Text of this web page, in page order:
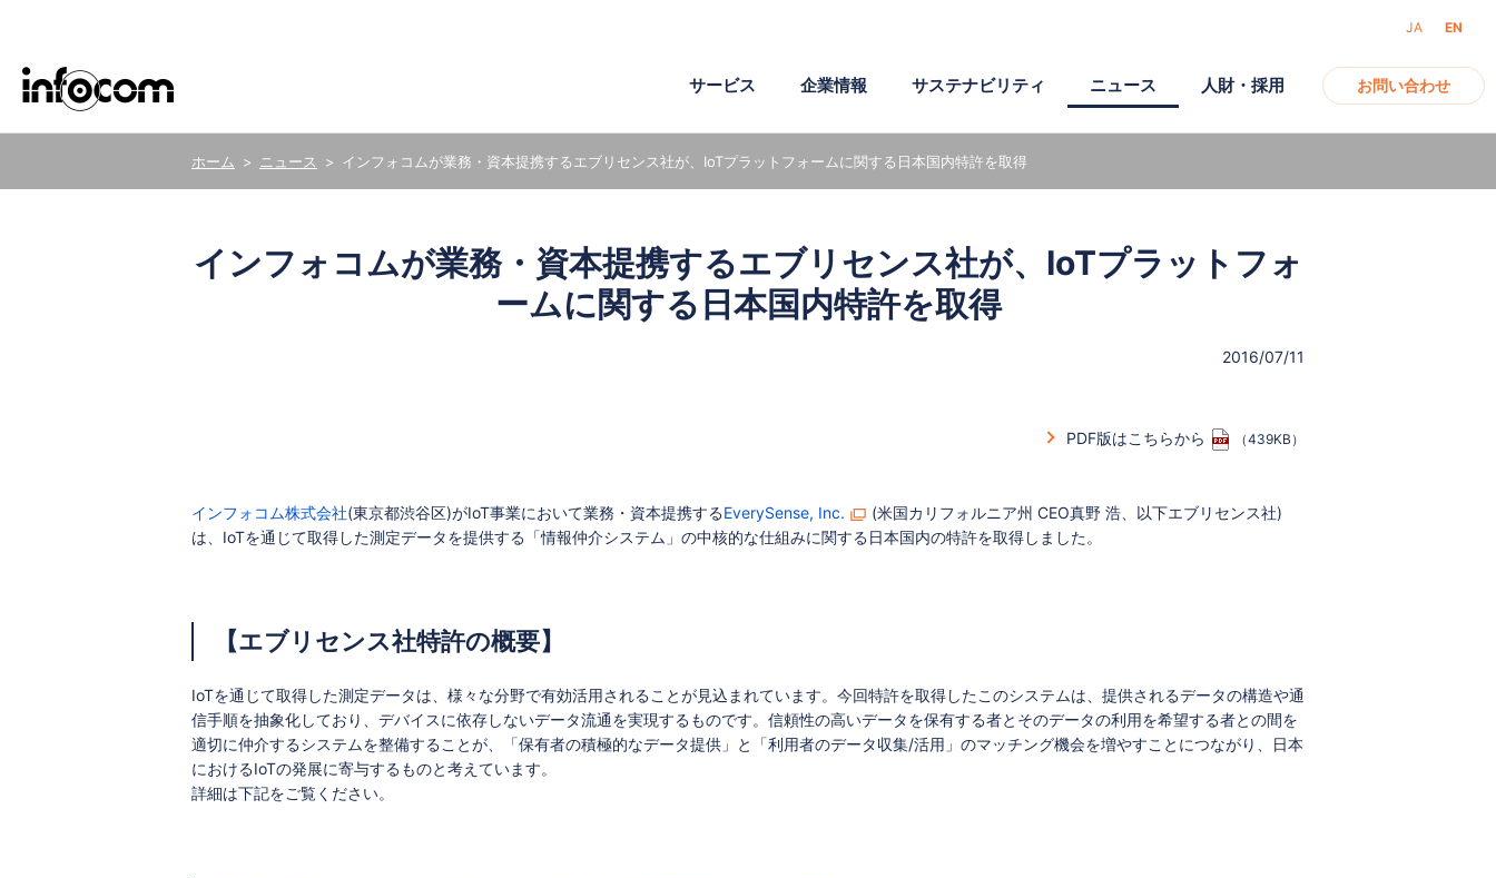
ニュース インフォコムが業務・資本提携するエブリセンス社が、IoTプラットフォームに関する日本国内特許を取得
インフォコムが業務・資本提携するエブリセンス社が、IoTプラットフォ
ームに関する日本国内特許を取得
2016/07/11
PDF版はこちらから （439KB）
インフォコム株式会社(東京都渋谷区)がIoT事業において業務・資本提携するEverySense, Inc.
(米国カリフォルニア州 CEO真野 浩、以下エブリセンス社)
は、IoTを通じて取得した測定データを提供する「情報仲介システム」の中核的な仕組みに関する日本国内の特許を取得しました。
【エブリセンス社特許の概要】
IoTを通じて取得した測定データは、様々な分野で有効活用されることが見込まれています。今回特許を取得したこのシステムは、提供されるデータの構造や通
信手順を抽象化しており、デバイスに依存しないデータ流通を実現するものです。信頼性の高いデータを保有する者とそのデータの利用を希望する者との間を
適切に仲介するシステムを整備することが、「保有者の積極的なデータ提供」と「利用者のデータ収集/活用」のマッチング機会を増やすことにつながり、日本
におけるIoTの発展に寄与するものと考えています。
詳細は下記をご覧ください。
JA EN
お問い合わせ
サービス
医薬・製薬 AI・IoT・ビッグデータ
企業情報
ごあいさつ 企業理念 会社概要 アクセス
グループ会社 沿革 組織図 電子公告
サステナビリティ
サステナビリティ基本方針 環境 社会 ガバナンス
サステナビリティデータ 社外からの評価
ニュース 人財・採用
新卒・キャリア採用 ワークスタイル 成長支援